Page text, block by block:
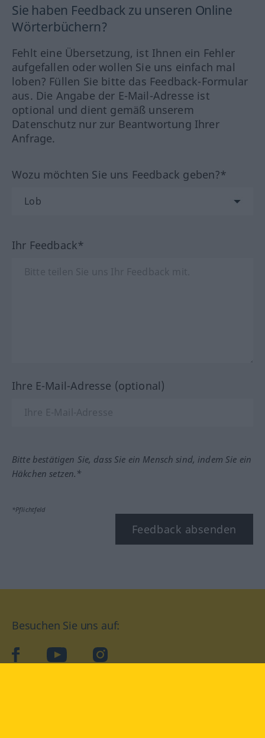
Sie haben Feedback zu unseren Online
Wörterbüchern?
Fehlt eine Übersetzung, ist Ihnen ein Fehler
aufgefallen oder wollen Sie uns einfach mal
loben? Füllen Sie bitte das Feedback-Formular
aus. Die Angabe der E-Mail-Adresse ist
optional und dient gemäß unserem
Datenschutz nur zur Beantwortung Ihrer
Anfrage.
Wozu möchten Sie uns Feedback geben?*
Ihr Feedback*
Ihre E-Mail-Adresse (optional)
Bitte bestätigen Sie, dass Sie ein Mensch sind, indem Sie ein
Häkchen setzen.*
*Pflichtfeld
Feedback absenden
Besuchen Sie uns auf:
facebookYouTube Instagram